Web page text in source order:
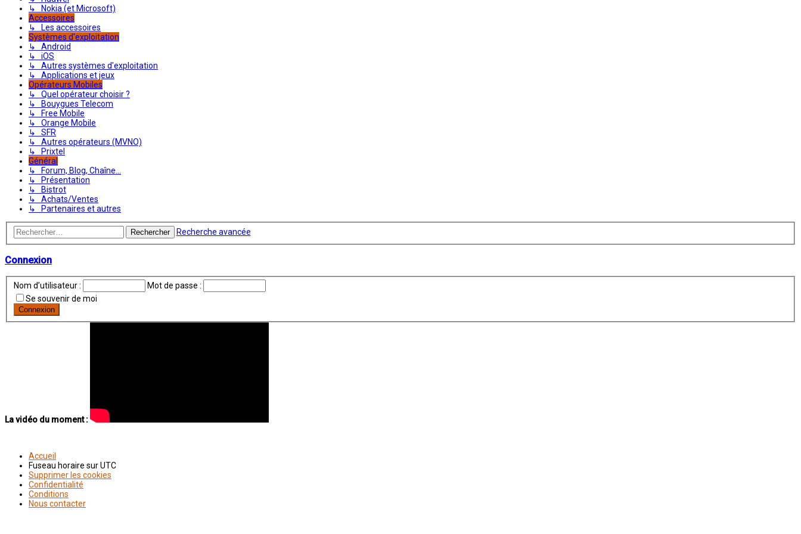
↳ Nokia (et Microsoft)
Accessoires
↳ Les accessoires
Systèmes d'exploitation
↳ Android
↳ iOS
↳ Autres systèmes d'exploitation
↳ Applications et jeux
Opérateurs Mobiles
↳ Quel opérateur choisir ?
↳ Bouygues Telecom
↳ Free Mobile
↳ Orange Mobile
↳ SFR
↳ Autres opérateurs (MVNO)
↳ Prixtel
Général
↳ Forum, Blog, Chaîne...
↳ Présentation
↳ Bistrot
↳ Achats/Ventes
↳ Partenaires et autres
Rechercher Recherche avancée
Connexion
Nom d’utilisateur :
Mot de passe :
Se souvenir de moi
La vidéo du moment :
Accueil
Fuseau horaire surUTC
Supprimer les cookies
Confidentialité
Conditions
Nous contacter